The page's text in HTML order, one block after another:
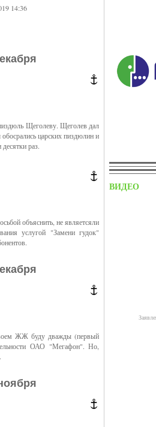
14:36
Щеголеву. Щеголев дал
царских пиздюлин и
раз.
объяснить, не являетсяли
услугой "Замени гудок"
ЖЖ буду дважды (первый
ОАО "Мегафон". Но,
ВИДЕО